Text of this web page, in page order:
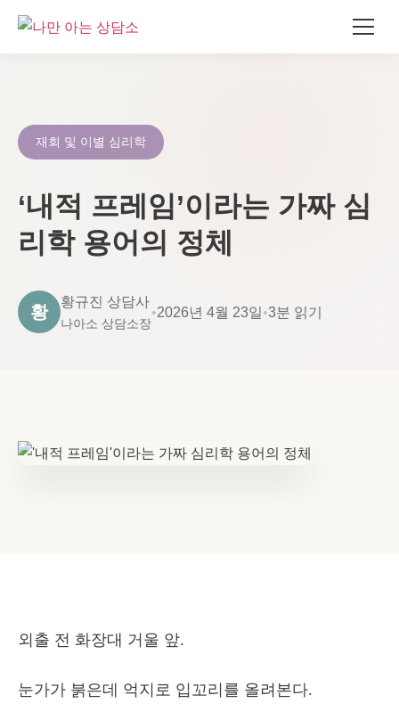
재회 및 이별 심리학
‘내적 프레임’이라는 가짜 심
리학 용어의 정체
황
황규진 상담사
나아소 상담소장
•2026년 4월 23일•3분 읽기
외출 전 화장대 거울 앞.
눈가가 붉은데 억지로 입꼬리를 올려본다.